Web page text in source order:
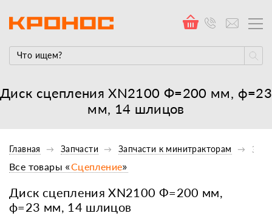
Диск сцепления XN2100 Ф=200 мм, ф=23
мм, 14 шлицов
Главная Запчасти Запчасти к минитракторам
Диск сцепления XN2100 Ф=200 мм,
ф=23 мм, 14 шлицов
Все товары «Сцепление»